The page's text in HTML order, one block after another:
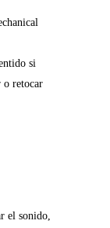
si
o retocar
el sonido,